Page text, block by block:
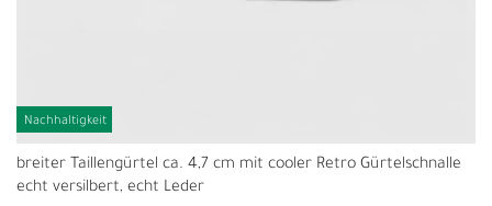
Nachhaltigkeit
breiter Taillengürtel ca. 4,7 cm mit cooler Retro Gürtelschnalle
echt versilbert, echt Leder